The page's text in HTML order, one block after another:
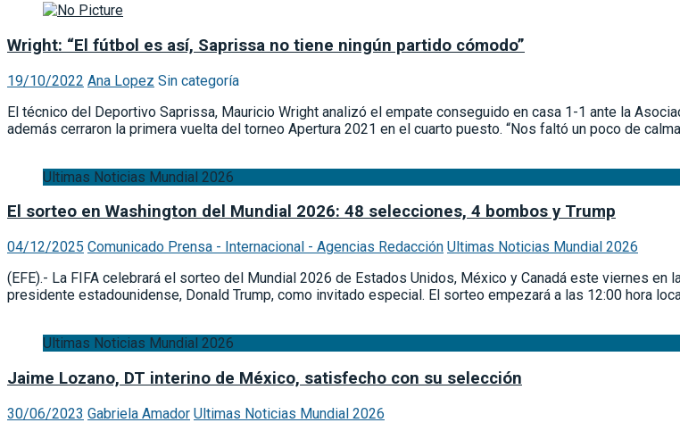
Wright: “El fútbol es así, Saprissa no tiene ningún partido cómodo”
19/10/2022 Ana Lopez Sin categoría
El técnico del Deportivo Saprissa, Mauricio Wright analizó el empate conseguido en casa 1-1 ante la
además cerraron la primera vuelta del torneo Apertura 2021 en el cuarto puesto. “Nos faltó un poco de
Ultimas Noticias Mundial 2026
El sorteo en Washington del Mundial 2026: 48 selecciones, 4 bombos y Trump
04/12/2025 Comunicado Prensa - Internacional - Agencias Redacción Ultimas Noticias Mundial 2026
(EFE).- La FIFA celebrará el sorteo del Mundial 2026 de Estados Unidos, México y Canadá este viernes
presidente estadounidense, Donald Trump, como invitado especial. El sorteo empezará a las 12:00 hora
Ultimas Noticias Mundial 2026
Jaime Lozano, DT interino de México, satisfecho con su selección
30/06/2023 Gabriela Amador Ultimas Noticias Mundial 2026